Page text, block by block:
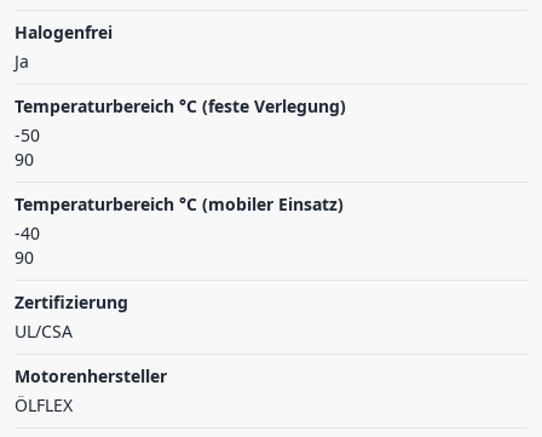
Halogenfrei
Ja
Temperaturbereich °C (feste Verlegung)
-50
90
Temperaturbereich °C (mobiler Einsatz)
-40
90
Zertifizierung
UL/CSA
Motorenhersteller
ÖLFLEX